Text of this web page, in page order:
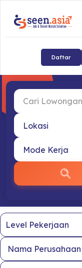
Daftar
Nama Perusahaan